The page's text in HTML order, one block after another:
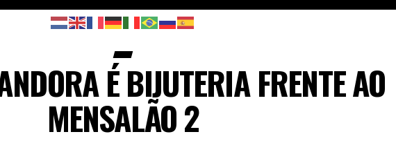
É BIJUTERIA FRENTE AO
MENSALÃO 2